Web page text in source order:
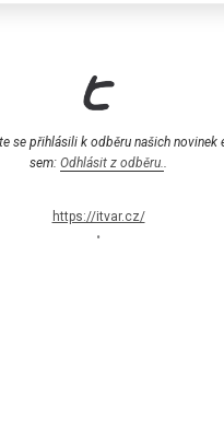
se přihlásili k odběru našich novinek
sem: Odhlásit z odběru.
https://itvar.cz/
•